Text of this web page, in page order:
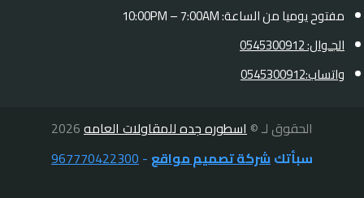
مفتوح يوميا من الساعة: 10:00PM – 7:00AM
الجـوال: 0545300912
واتساب:0545300912
الحقوق لـ ©اسطوره جده للمقاولات العامه
سبأتكشركة تصميم مواقع -
967770422300